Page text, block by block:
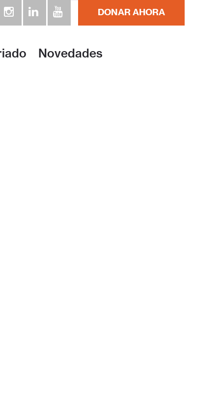
DONAR AHORA
Novedades